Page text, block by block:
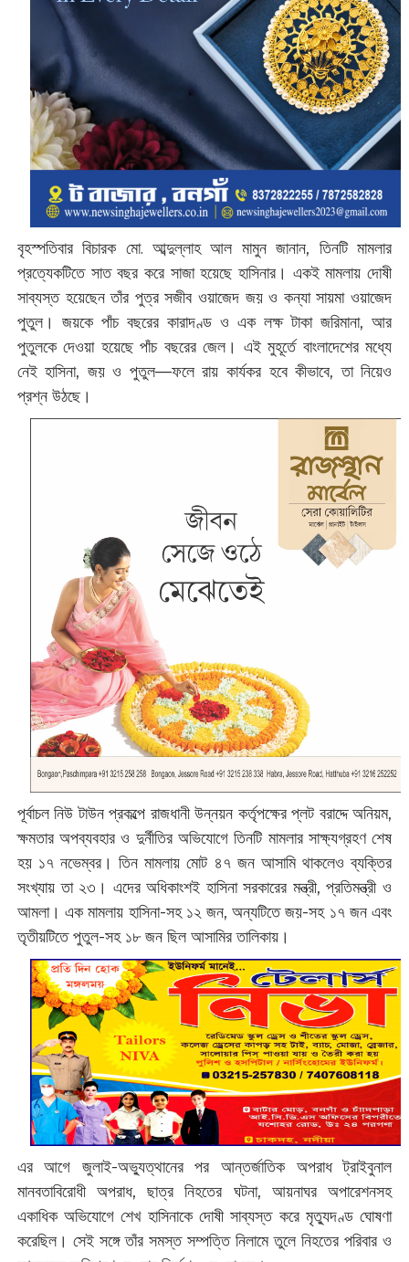
বৃহস্পতিবার বিচারক মো. আব্দুল্লাহ আল মামুন জানান, তিনটি মামলার
প্রত্যেকটিতে সাত বছর করে সাজা হয়েছে হাসিনার। একই মামলায় দোষী
সাব্যস্ত হয়েছেন তাঁর পুত্র সজীব ওয়াজেদ জয় ও কন্যা সায়মা ওয়াজেদ
পুতুল। জয়কে পাঁচ বছরের কারাদণ্ড ও এক লক্ষ টাকা জরিমানা, আর
পুতুলকে দেওয়া হয়েছে পাঁচ বছরের জেল। এই মুহূর্তে বাংলাদেশের মধ্যে
নেই হাসিনা, জয় ও পুতুল—ফলে রায় কার্যকর হবে কীভাবে, তা নিয়েও
প্রশ্ন উঠছে।
পূর্বাচল নিউ টাউন প্রকল্পে রাজধানী উন্নয়ন কর্তৃপক্ষের প্লট বরাদ্দে অনিয়ম,
ক্ষমতার অপব্যবহার ও দুর্নীতির অভিযোগে তিনটি মামলার সাক্ষ্যগ্রহণ শেষ
হয় ১৭ নভেম্বর। তিন মামলায় মোট ৪৭ জন আসামি থাকলেও ব্যক্তির
সংখ্যায় তা ২৩। এদের অধিকাংশই হাসিনা সরকারের মন্ত্রী, প্রতিমন্ত্রী ও
আমলা। এক মামলায় হাসিনা-সহ ১২ জন, অন্যটিতে জয়-সহ ১৭ জন এবং
তৃতীয়টিতে পুতুল-সহ ১৮ জন ছিল আসামির তালিকায়।
এর আগে জুলাই-অভ্যুত্থানের পর আন্তর্জাতিক অপরাধ ট্রাইবুনাল
মানবতাবিরোধী অপরাধ, ছাত্র নিহতের ঘটনা, আয়নাঘর অপারেশনসহ
একাধিক অভিযোগে শেখ হাসিনাকে দোষী সাব্যস্ত করে মৃত্যুদণ্ড ঘোষণা
করেছিল। সেই সঙ্গে তাঁর সমস্ত সম্পত্তি নিলামে তুলে নিহতের পরিবার ও